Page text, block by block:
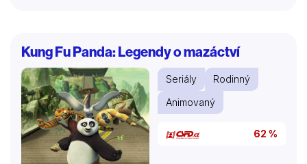
Kung Fu Panda: Legendy o mazáctví
Seriály
Rodinný
Animovaný
62 %